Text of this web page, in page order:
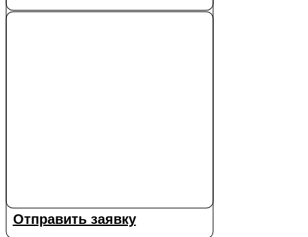
Отправить заявку